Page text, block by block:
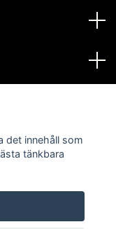
det innehåll som
tänkbara